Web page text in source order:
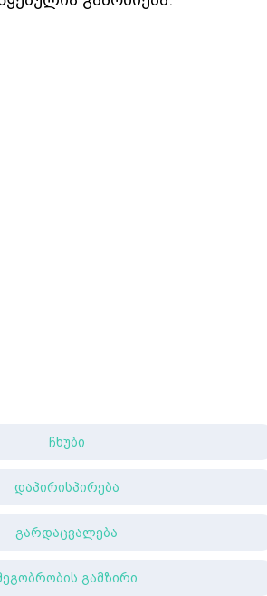
ჩხუბი
დაპირისპირება
გარდაცვალება
გამზირი